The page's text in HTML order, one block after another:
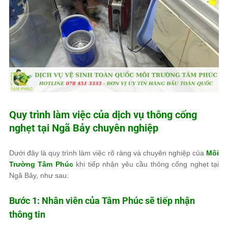
Quy trình làm việc của dịch vụ thông cống
nghẹt tại Ngã Bảy chuyên nghiệp
Dưới đây là quy trình làm việc rõ ràng và chuyên nghiệp của Môi
Trường Tâm Phúckhi tiếp nhận yêu cầu thông cống nghẹt tại
Ngã Bảy, như sau:
Bước 1: Nhân viên của Tâm Phúcsẽ tiếp nhận
thông tin